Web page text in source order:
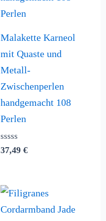
Malakette Karneol
mit Quaste und
Metall-
Zwischenperlen
handgemacht 108
Perlen
Bewertet
mit
37,49 €